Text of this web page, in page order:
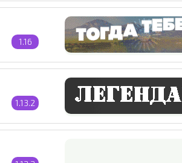
1.16
1.13.2